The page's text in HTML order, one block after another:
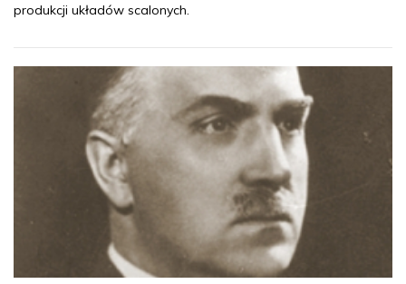
produkcji układów scalonych.